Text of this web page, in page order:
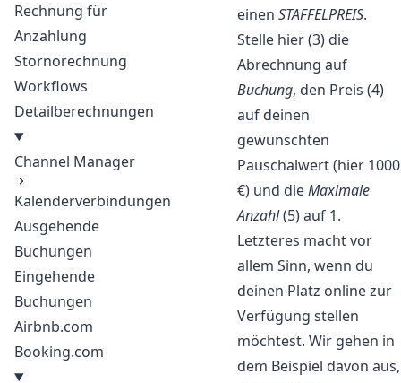
Rechnung für
Anzahlung
Stornorechnung
Workflows
Detailberechnungen
Channel Manager
Kalenderverbindungen
Ausgehende
Buchungen
Eingehende
Buchungen
Airbnb.com
Booking.com
einen STAFFELPREIS.
Stelle hier (3) die
Abrechnung auf
Buchung, den Preis (4)
auf deinen
gewünschten
Pauschalwert (hier 1000
€) und dieMaximale
Anzahl(5) auf 1.
Letzteres macht vor
allem Sinn, wenn du
deinen Platz online zur
Verfügung stellen
möchtest. Wir gehen in
dem Beispiel davon aus,